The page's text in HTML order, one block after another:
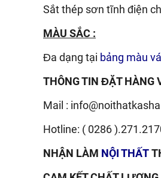
Sắt thép sơn tĩnh điện
MÀU SẮC :
Đa dạng tại bảng màu
THÔNG TIN ĐẶT HÀNG
Mail :
Hotline: ( 0286
NHẬN LÀM NỘI THẤT